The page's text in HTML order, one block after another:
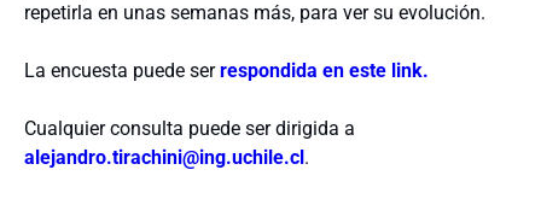
repetirla en unas semanas más, para ver su evolución.
La encuesta puede serrespondida en este link.
Cualquier consulta puede ser dirigida a
alejandro.tirachini@ing.uchile.cl.